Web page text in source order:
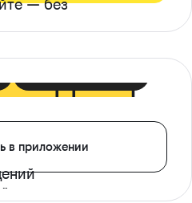
— без
в приложении